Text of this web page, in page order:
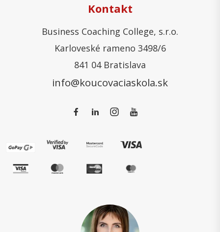
Kontakt
Business Coaching College, s.r.o.
Karloveské rameno 3498/6
841 04 Bratislava
info@koucovaciaskola.sk